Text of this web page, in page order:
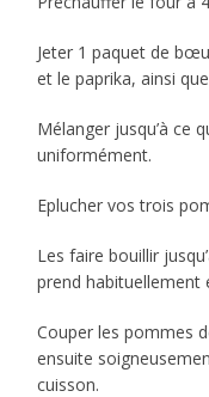
Jeter 1 paquet de
et le paprika, ainsi
Mélanger jusqu’à ce
uniformément.
Eplucher vos trois
Les faire bouillir
prend habituellement
Couper les pommes
ensuite
cuisson.